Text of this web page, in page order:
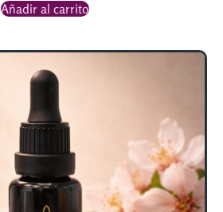
Añadir al carrito